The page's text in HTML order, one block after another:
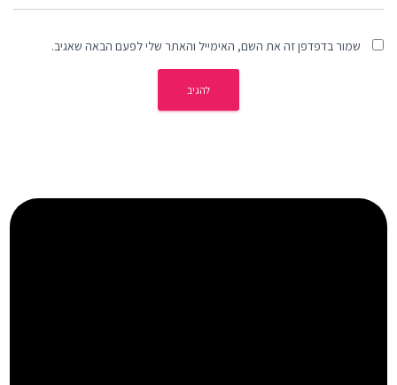
שמור בדפדפן זה את השם, האימייל והאתר שלי לפעם הבאה שאגיב.